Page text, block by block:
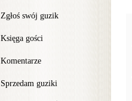
Zgłoś swój guzik
Księga gości
Komentarze
Sprzedam guziki